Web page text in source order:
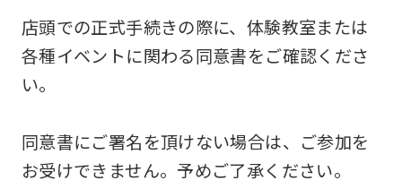
店頭での正式手続きの際に、体験教室または
各種イベントに関わる同意書をご確認くださ
い。
同意書にご署名を頂けない場合は、ご参加を
お受けできません。予めご了承ください。
if
you
automatic
translation